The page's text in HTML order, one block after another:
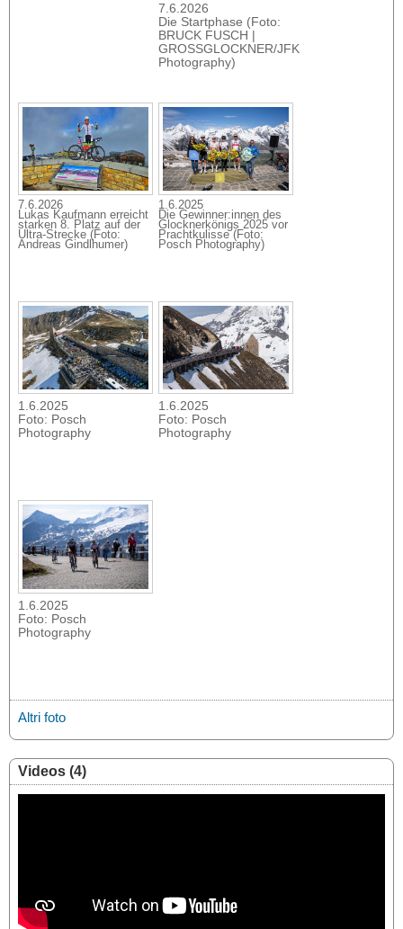
7.6.2026
Die Startphase (Foto:
BRUCK FUSCH |
GROSSGLOCKNER/JFK
Photography)
7.6.2026
Lukas Kaufmann erreicht
starken 8. Platz auf der
Ultra-Strecke (Foto:
Andreas Gindlhumer)
1.6.2025
Die Gewinner:innen des
Glocknerkönigs 2025 vor
Prachtkulisse (Foto:
Posch Photography)
1.6.2025
Foto: Posch
Photography
1.6.2025
Foto: Posch
Photography
1.6.2025
Foto: Posch
Photography
Altri foto
Videos (4)